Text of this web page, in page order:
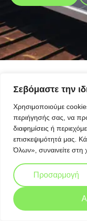
Σεβόμαστε την
Χρησιμοποιούμε
περιήγησής σας, να
διαφημίσεις ή
επισκεψιμότητά μας.
Όλων», συναινείτε
Προσαρμογή